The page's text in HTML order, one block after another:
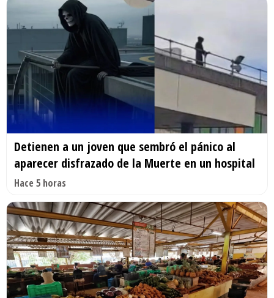
Detienen a un joven que sembró el pánico al
aparecer disfrazado de la Muerte en un hospital
Hace 5 horas